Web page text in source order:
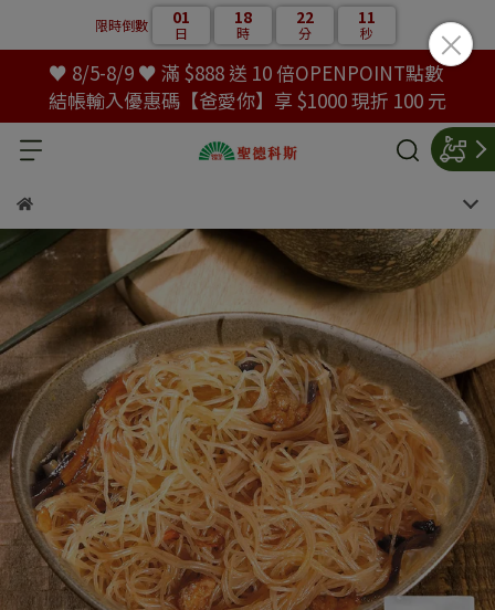
限時倒數 01
日
18
時
22
分
10
秒
♥ 8/5-8/9 ♥ 滿 $888 送 10 倍OPENPOINT點數
結帳輸入優惠碼【爸愛你】享 $1000 現折 100 元